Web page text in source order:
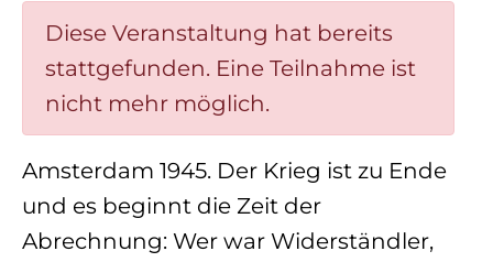
Diese Veranstaltung hat bereits
stattgefunden. Eine Teilnahme ist
nicht mehr möglich.
Amsterdam 1945. Der Krieg ist zu Ende
und es beginnt die Zeit der
Abrechnung: Wer war Widerständler,